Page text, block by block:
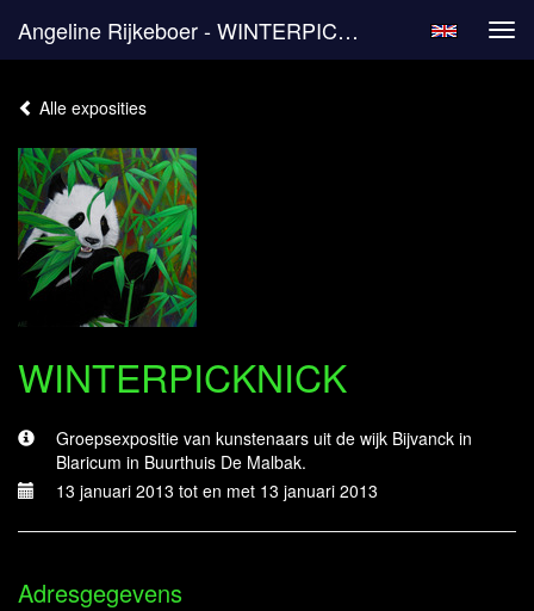
Angeline Rijkeboer - WINTERPICKNICK
Alle exposities
WINTERPICKNICK
Groepsexpositie van kunstenaars uit de wijk Bijvanck in
Blaricum in Buurthuis De Malbak.
13 januari 2013 tot en met 13 januari 2013
Adresgegevens